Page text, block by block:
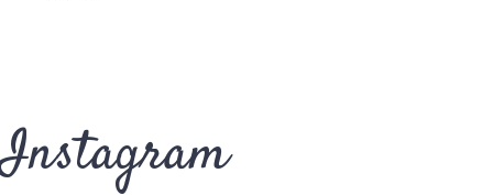
Instagram